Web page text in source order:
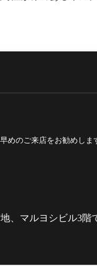
めのご来店をお勧めしま
、マルヨシビル3階